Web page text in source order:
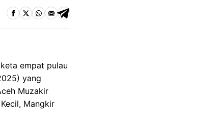
empat pulau
yang
Muzakir
Mangkir